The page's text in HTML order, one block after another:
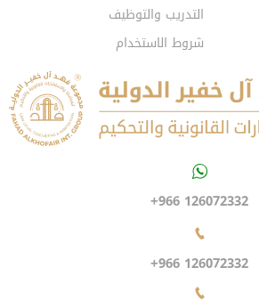
التدريب والتوظيف
شروط الاستخدام
+966 126072332
+966 126072332